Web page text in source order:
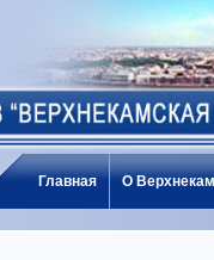
Главная О